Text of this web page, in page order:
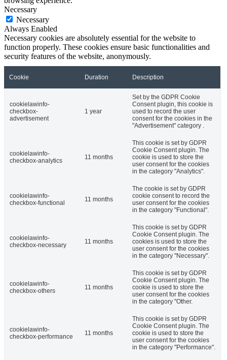
Necessary
Necessary
Always Enabled
Necessary cookies are absolutely essential for the website to
function properly. These cookies ensure basic functionalities and
security features of the website, anonymously.
Cookie Duration Description
cookielawinfo-
checkbox-
advertisement
1 year
Set by the GDPR Cookie
Consent plugin, this cookie is
used to record the user
consent for the cookies in the
"Advertisement" category .
cookielawinfo-
checkbox-analytics
11 months
This cookie is set by GDPR
Cookie Consent plugin. The
cookie is used to store the
user consent for the cookies
in the category "Analytics".
cookielawinfo-
checkbox-functional
11 months
The cookie is set by GDPR
cookie consent to record the
user consent for the cookies
in the category "Functional".
cookielawinfo-
checkbox-necessary
11 months
This cookie is set by GDPR
Cookie Consent plugin. The
cookies is used to store the
user consent for the cookies
in the category "Necessary".
cookielawinfo-
checkbox-others
11 months
This cookie is set by GDPR
Cookie Consent plugin. The
cookie is used to store the
user consent for the cookies
in the category "Other.
cookielawinfo-
checkbox-performance
11 months
This cookie is set by GDPR
Cookie Consent plugin. The
cookie is used to store the
user consent for the cookies
in the category "Performance".